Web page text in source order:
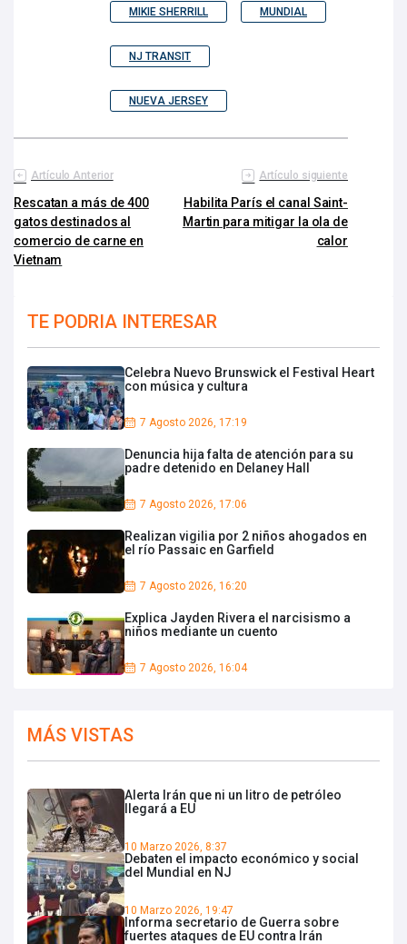
MIKIE SHERRILL MUNDIAL
NJ TRANSIT
NUEVA JERSEY
Artículo Anterior
Rescatan a más de 400
gatos destinados al
comercio de carne en
Vietnam
Artículo siguiente
Habilita París el canal Saint-
Martin para mitigar la ola de
calor
TE PODRIA INTERESAR
Celebra Nuevo Brunswick el Festival Heart
con música y cultura
7 Agosto 2026, 17:19
Denuncia hija falta de atención para su
padre detenido en Delaney Hall
7 Agosto 2026, 17:06
Realizan vigilia por 2 niños ahogados en
el río Passaic en Garfield
7 Agosto 2026, 16:20
Explica Jayden Rivera el narcisismo a
niños mediante un cuento
7 Agosto 2026, 16:04
MÁS VISTAS
Alerta Irán que ni un litro de petróleo
llegará a EU
10 Marzo 2026, 8:37
Debaten el impacto económico y social
del Mundial en NJ
10 Marzo 2026, 19:47
Informa secretario de Guerra sobre
fuertes ataques de EU contra Irán